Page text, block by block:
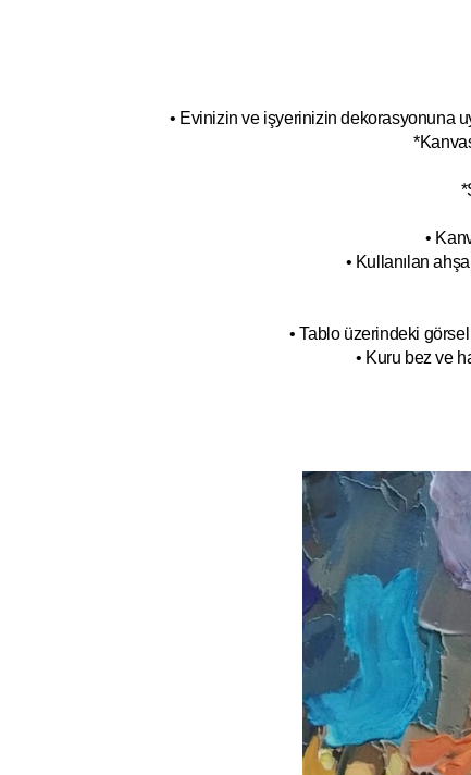
• Evinizin ve işyerinizin dekorasyonuna
•
• Kullanılan
• Tablo üzerindeki
• Kuru bez ve